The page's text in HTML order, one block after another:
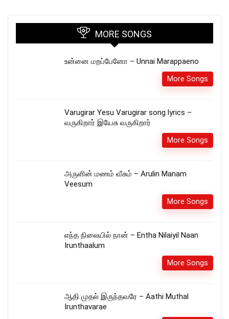
MORE SONGS
உன்னை மறப்பேனோ – Unnai Marappaeno
More Songs
Varugirar Yesu Varugirar song lyrics –
வருகிறார் இயேசு வருகிறார்
More Songs
அருளின் மணம் வீசும் – Arulin Manam
Veesum
More Songs
எந்த நிலையில் நான் – Entha Nilaiyil Naan
Irunthaalum
More Songs
ஆதி முதல் இருந்தவரே – Aathi Muthal
Irunthavarae